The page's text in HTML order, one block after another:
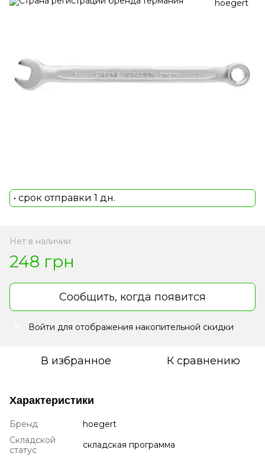
• срок отправки 1 дн.
Нет в наличии
248 грн
Сообщить, когда появится
Войти для отображения накопительной скидки
В избранное К сравнению
Характеристики
Бренд
hoegert
Складской
статус
складская программа